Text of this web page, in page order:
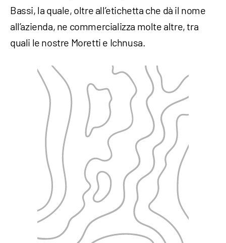
Bassi, la quale, oltre all’etichetta che dà il nome
all’azienda, ne commercializza molte altre, tra
quali le nostre Moretti e Ichnusa.